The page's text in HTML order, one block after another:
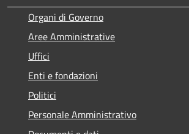
Organi di Governo
Aree Amministrative
Uffici
Enti e fondazioni
Politici
Personale Amministrativo